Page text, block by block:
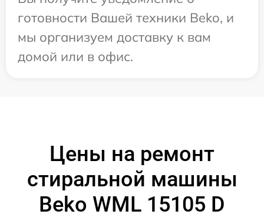
готовности Вашей техники Beko, и
мы организуем доставку к вам
домой или в офис.
Цены на ремонт
стиральной машины
Beko WML 15105 D